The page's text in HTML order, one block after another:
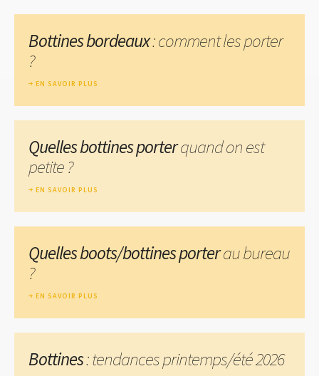
Bottines bordeaux: comment les porter
?
EN SAVOIR PLUS
Quelles bottines porterquand on est
petite ?
EN SAVOIR PLUS
Quelles boots/bottines porterau bureau
?
EN SAVOIR PLUS
Bottines: tendances printemps/été 2026